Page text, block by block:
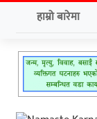
हाम्रो बारेमा